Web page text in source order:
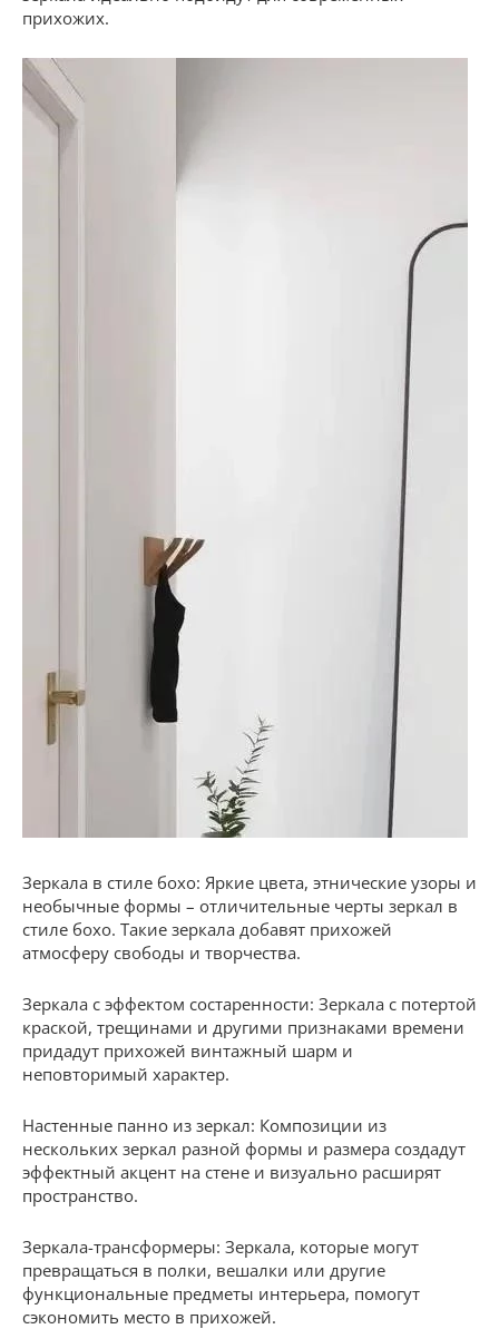
прихожих.
Зеркала в стиле бохо: Яркие цвета, этнические узоры и
необычные формы – отличительные черты зеркал в
стиле бохо. Такие зеркала добавят прихожей
атмосферу свободы и творчества.
Зеркала с эффектом состаренности: Зеркала с потертой
краской, трещинами и другими признаками времени
придадут прихожей винтажный шарм и
неповторимый характер.
Настенные панно из зеркал: Композиции из
нескольких зеркал разной формы и размера создадут
эффектный акцент на стене и визуально расширят
пространство.
Зеркала-трансформеры: Зеркала, которые могут
превращаться в полки, вешалки или другие
функциональные предметы интерьера, помогут
сэкономить место в прихожей.